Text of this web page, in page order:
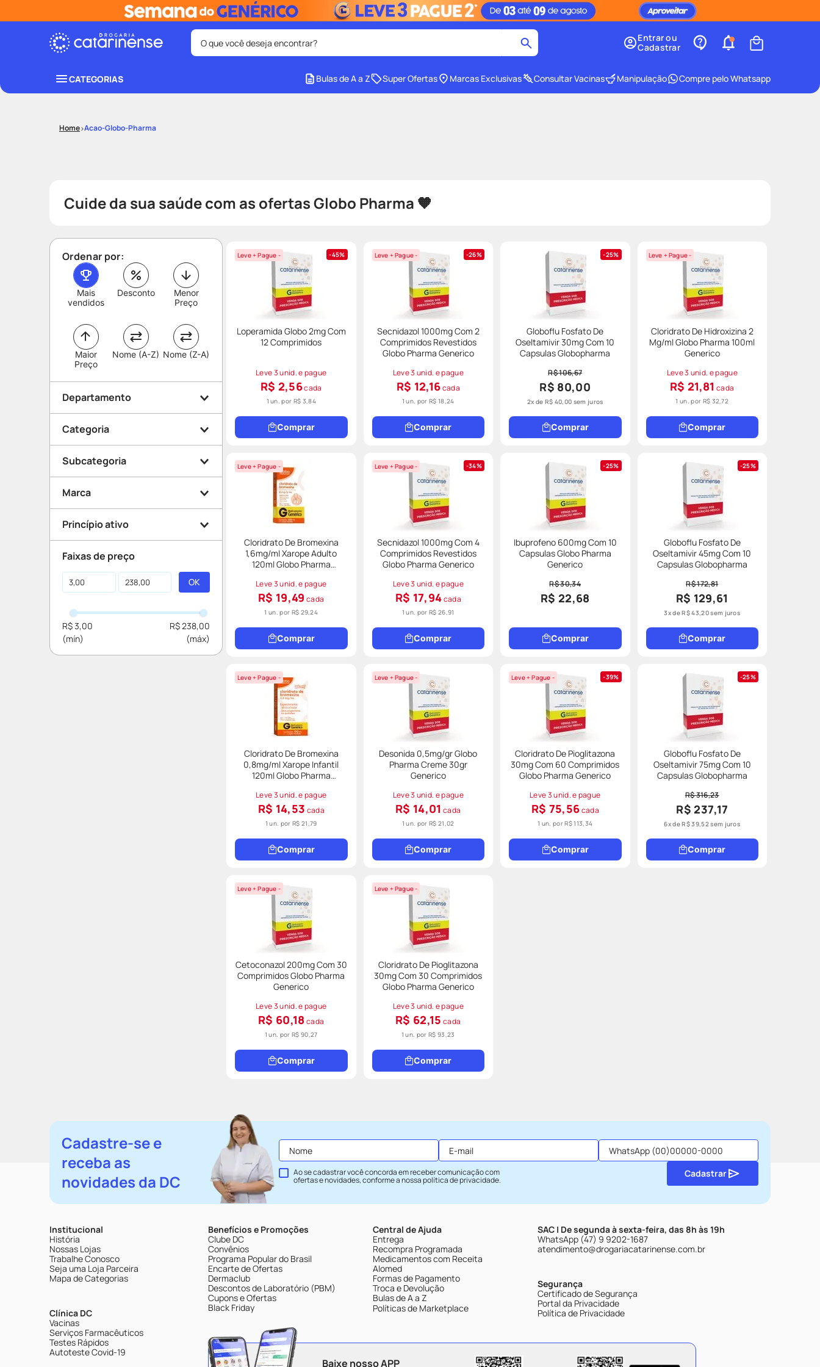
O que você deseja encontrar?
Entrar ou
Cadastrar
CATEGORIAS Bulas de A a Z Super Ofertas Marcas Exclusivas Consultar Vacinas Manipulação Compre pelo Whatsapp
Acao-Globo-Pharma
Cuide da sua saúde com as ofertas Globo Pharma 🧡
Ordenar por:
Mais
vendidos
Desconto
Maior
Preço
Menor
Preço
Nome (A-Z) Nome (Z-A)
Departamento
Medicamentos
Categoria
Gripe e Resfriado
Vermes e Parasitas
Pele e Mucosa
Diabetes
Aparelho Respiratório
Dor e Febre
Alergia
Subcategoria
Expectorante
Micose
Inflamações
Diarreia
Marca
Globo Pharma
Laboratorio Globo
Princípio ativo
Cetoconazol
Ibuprofeno
Loperamida
Hidroxizina
Bromexina
Faixas de preço
R$ 3,00 R$ 238,00
Leve + Pague - 45%
Loperamida Globo 2mg Com
12 Comprimidos
Leve 3 unid. e pague
R$ 2,56cada
1 un. por R$ 3,84
Comprar
Leve + Pague - 26%
Secnidazol 1000mg Com 2
Comprimidos Revestidos
Globo Pharma Generico
Leve 3 unid. e pague
R$ 12,16cada
1 un. porR$ 18,24
Comprar
25%
Globoflu Fosfato De
Oseltamivir 30mg Com 10
Capsulas Globopharma
R$ 106,67
R$ 80,00
2x de R$ 40,00 sem juros
Comprar
Leve + Pague -
Cloridrato De Hidroxizina 2
Mg/ml Globo Pharma 100ml
Generico
Leve 3 unid. e pague
R$ 21,81 cada
1 un. por R$ 32,72
Comprar
Leve + Pague -
Cloridrato De Bromexina
1,6mg/ml Xarope Adulto
120ml Globo Pharma
Leve 3 unid. e pague
R$ 19,49 cada
1 un. por R$ 29,24
Comprar
Leve + Pague - 34%
Secnidazol 1000mg Com 4
Comprimidos Revestidos
Globo Pharma Generico
Leve 3 unid. e pague
R$ 17,94cada
1 un. porR$ 26,91
Comprar
25%
Ibuprofeno 600mg Com 10
Capsulas Globo Pharma
Generico
R$ 30,34
R$ 22,68
Comprar
25%
Globoflu Fosfato De
Oseltamivir 45mg Com 10
Capsulas Globopharma
R$ 172,81
R$ 129,61
3x deR$43,20sem juros
Comprar
Leve + Pague -
Cloridrato De Bromexina
0,8mg/ml Xarope Infantil
120ml Globo Pharma
Leve 3 unid. e pague
R$ 14,53 cada
1 un. porR$ 21,79
Comprar
Leve + Pague -
Desonida 0,5mg/gr Globo
Pharma Creme 30gr
Generico
Leve 3 unid. e pague
R$ 14,01 cada
1 un. porR$ 21,02
Comprar
Leve + Pague - 39%
Cloridrato De Pioglitazona
30mg Com 60 Comprimidos
Globo Pharma Generico
Leve 3 unid. e pague
R$ 75,56cada
1 un. porR$ 113,34
Comprar
25%
Globoflu Fosfato De
Oseltamivir 75mg Com 10
Capsulas Globopharma
R$ 316,23
R$ 237,17
6x deR$39,52sem juros
Comprar
Leve + Pague -
Cetoconazol 200mg Com 30
Comprimidos Globo Pharma
Generico
Leve 3 unid. e pague
R$ 60,18 cada
1 un. porR$ 90,27
Comprar
Leve + Pague -
Cloridrato De Pioglitazona
30mg Com 30 Comprimidos
Globo Pharma Generico
Leve 3 unid. e pague
R$ 62,15 cada
1 un. porR$ 93,23
Comprar
Cadastre-se e
receba as
novidades da DC
Ao se cadastrar você concorda em receber comunicação com
ofertas e novidades, conforme a nossapolítica de privacidade.
Cadastrar
Institucional
História
Nossas Lojas
Trabalhe Conosco
Seja uma Loja Parceira
Mapa de Categorias
Clínica DC
Vacinas
Serviços Farmacêuticos
Testes Rápidos
Autoteste Covid-19
Benefícios e Promoções
Clube DC
Convênios
Programa Popular do Brasil
Encarte de Ofertas
Dermaclub
Descontos de Laboratório (PBM)
Cupons e Ofertas
Black Friday
Central de Ajuda
Entrega
Recompra Programada
Medicamentos com Receita
Alomed
Formas de Pagamento
Troca e Devolução
Bulas de A a Z
Políticas de Marketplace
SAC | De segunda à sexta-feira, das 8h às 19h
WhatsApp (47) 9 9202-1687
atendimento@drogariacatarinense.com.br
Segurança
Certificado de Segurança
Portal da Privacidade
Política de Privacidade
Baixe nosso APP